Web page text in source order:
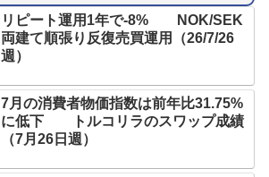
リピート運用1年で-8% NOK/SEK
両建て順張り反復売買運用（26/7/26
週）
7月の消費者物価指数は前年比31.75%
に低下 トルコリラのスワップ成績
（7月26日週）